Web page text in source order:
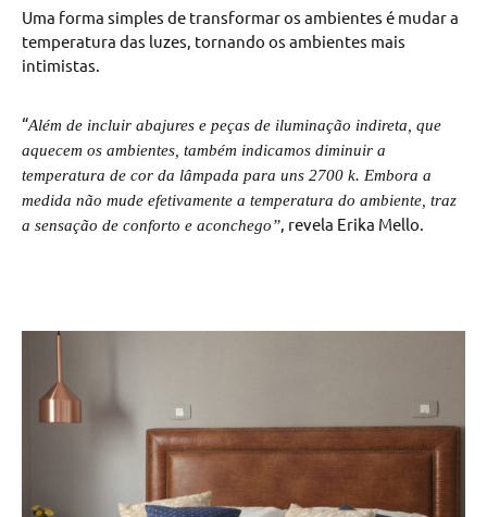
Uma forma simples de transformar os ambientes é mudar a
temperatura das luzes, tornando os ambientes mais
intimistas.
“Além de incluir abajures e peças de iluminação indireta, que
aquecem os ambientes, também indicamos diminuir a
temperatura de cor da lâmpada para uns 2700 k. Embora a
medida não mude efetivamente a temperatura do ambiente, traz
a sensação de conforto e aconchego”, revela Erika Mello.